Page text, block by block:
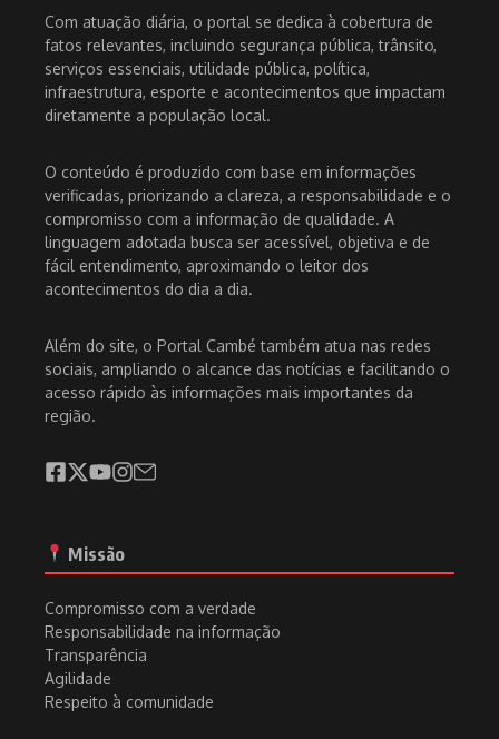
Com atuação diária, o portal se dedica à cobertura de
fatos relevantes, incluindo segurança pública, trânsito,
serviços essenciais, utilidade pública, política,
infraestrutura, esporte e acontecimentos que impactam
diretamente a população local.
O conteúdo é produzido com base em informações
verificadas, priorizando a clareza, a responsabilidade e o
compromisso com a informação de qualidade. A
linguagem adotada busca ser acessível, objetiva e de
fácil entendimento, aproximando o leitor dos
acontecimentos do dia a dia.
Além do site, o Portal Cambé também atua nas redes
sociais, ampliando o alcance das notícias e facilitando o
acesso rápido às informações mais importantes da
região.
Missão
Compromisso com a verdade
Responsabilidade na informação
Transparência
Agilidade
Respeito à comunidade